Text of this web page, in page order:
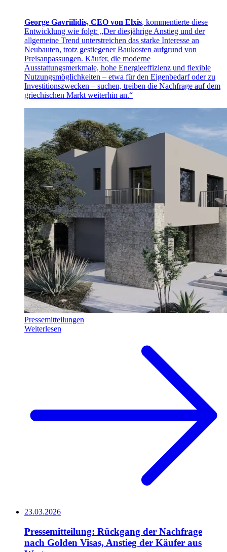
George Gavriilidis, CEO von Elxis, kommentierte diese
Entwicklung wie folgt: „Der diesjährige Anstieg und der
allgemeine Trend unterstreichen das starke Interesse an
Neubauten, trotz gestiegener Baukosten aufgrund von
Preisanpassungen. Käufer, die moderne
Ausstattungsmerkmale, hohe Energieeffizienz und flexible
Nutzungsmöglichkeiten – etwa für den Eigenbedarf oder zu
Investitionszwecken – suchen, treiben die Nachfrage auf dem
griechischen Markt weiterhin an.“
Pressemitteilungen
Weiterlesen
23.03.2026
Pressemitteilung: Rückgang der Nachfrage
nach Golden Visas, Anstieg der Käufer aus